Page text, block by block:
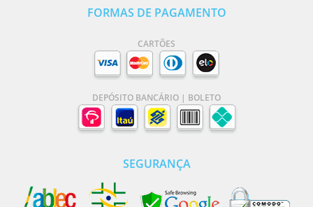
FORMAS DE PAGAMENTO
CARTÕES
DEPÓSITO BANCÁRIO | BOLETO
SEGURANÇA